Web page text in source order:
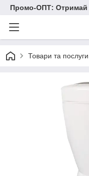
Промо-ОПТ: Отримай
Товари та послуги